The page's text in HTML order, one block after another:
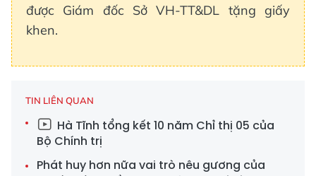
được Giám đốc Sở VH-TT&DL tặng giấy
khen.
TIN LIÊN QUAN
Hà Tĩnh tổng kết 10 năm Chỉ thị 05 của
Bộ Chính trị
Phát huy hơn nữa vai trò nêu gương của